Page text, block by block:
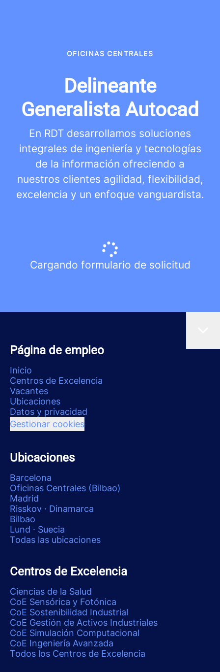
OFICINAS CENTRALES
Delineante
Generalista Autocad
En RDT desarrollamos soluciones
integrales de ingeniería y tecnologías
de la información ofreciendo a
nuestros clientes agilidad, flexibilidad,
excelencia y un enfoque vanguardista.
Cargando formulario de solicitud
Página de empleo
Inicio
Centros de Excelencia
Vacantes
Ubicaciones
Datos y privacidad
Gestionar cookies
Ubicaciones
Barcelona
Oficinas Centrales (Bilbao)
Madrid
Risskov · Dinamarca
Bilbao
Lund · Suecia
Todas las ubicaciones
Centros de Excelencia
Ciencias de la Salud
CoE Sensórica y Fotónica
CoE Sostenibilidad Industrial
CoE Gestión de Activos Industriales
CoE Simulación Computacional
CoE Ingeniería Avanzada
Todos los Centros de Excelencia